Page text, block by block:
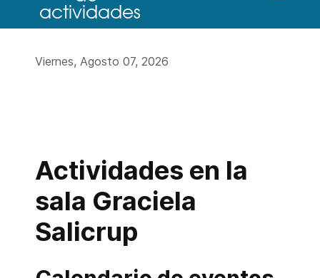
Viernes, Agosto 07, 2026
Actividades en la
sala Graciela
Salicrup